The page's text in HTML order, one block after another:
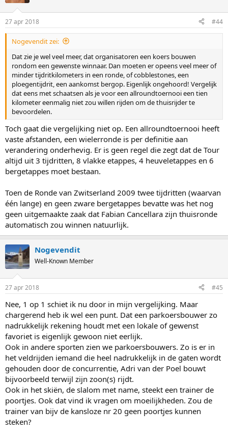
27 apr 2018 #44
Nogevendit zei:
Dat zie je wel veel meer, dat organisatoren een koers bouwen
rondom een gewenste winnaar. Dan moeten er opeens veel meer of
minder tijdritkilometers in een ronde, of cobblestones, een
ploegentijdrit, een aankomst bergop. Eigenlijk ongehoord! Vergelijk
dat eens met schaatsen als je voor een allroundtoernooi een tien
kilometer eenmalig niet zou willen rijden om de thuisrijder te
bevoordelen.
Toch gaat die vergelijking niet op. Een allroundtoernooi heeft
vaste afstanden, een wielerronde is per definitie aan
verandering onderhevig. Er is geen regel die zegt dat de Tour
altijd uit 3 tijdritten, 8 vlakke etappes, 4 heuveletappes en 6
bergetappes moet bestaan.
Toen de Ronde van Zwitserland 2009 twee tijdritten (waarvan
één lange) en geen zware bergetappes bevatte was het nog
geen uitgemaakte zaak dat Fabian Cancellara zijn thuisronde
automatisch zou winnen natuurlijk.
Nogevendit
Well-Known Member
27 apr 2018 #45
Nee, 1 op 1 schiet ik nu door in mijn vergelijking. Maar
chargerend heb ik wel een punt. Dat een parkoersbouwer zo
nadrukkelijk rekening houdt met een lokale of gewenst
favoriet is eigenlijk gewoon niet eerlijk.
Ook in andere sporten zien we parkoersbouwers. Zo is er in
het veldrijden iemand die heel nadrukkelijk in de gaten wordt
gehouden door de concurrentie, Adri van der Poel bouwt
bijvoorbeeld terwijl zijn zoon(s) rijdt.
Ook in het skiën, de slalom met name, steekt een trainer de
poortjes. Ook dat vind ik vragen om moeilijkheden. Zou de
trainer van bijv de kansloze nr 20 geen poortjes kunnen
steken?